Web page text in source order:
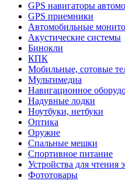
GPS навигаторы
GPS приемники
Автомобильные
Акустические системы
Бинокли
КПК
Мобильные, сотовые
Мультимедиа
Навигационное
Надувные лодки
Ноутбуки, нетбуки
Оптика
Оружие
Спальные мешки
Спортивное питание
Устройства для чтения
Фототовары